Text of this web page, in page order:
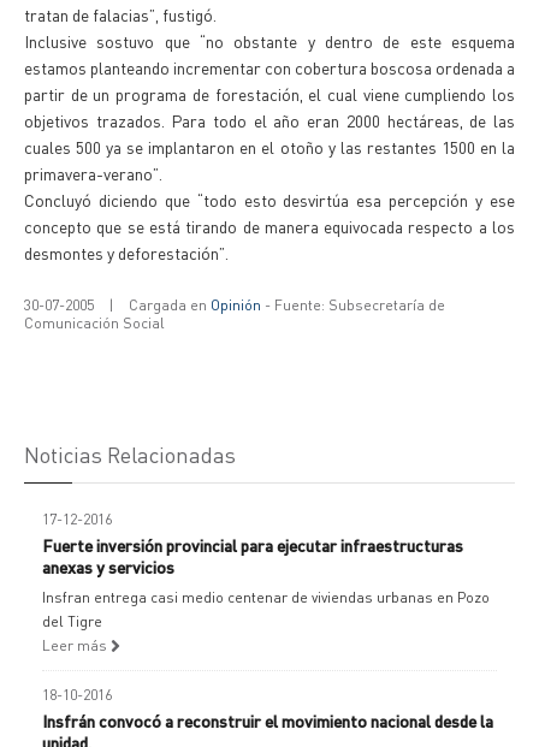
tratan de falacias”, fustigó.
Inclusive sostuvo que “no obstante y dentro de este esquema
estamos planteando incrementar con cobertura boscosa ordenada a
partir de un programa de forestación, el cual viene cumpliendo los
objetivos trazados. Para todo el año eran 2000 hectáreas, de las
cuales 500 ya se implantaron en el otoño y las restantes 1500 en la
primavera-verano”.
Concluyó diciendo que “todo esto desvirtúa esa percepción y ese
concepto que se está tirando de manera equivocada respecto a los
desmontes y deforestación”.
30-07-2005 | Cargada en Opinión - Fuente: Subsecretaría de
Comunicación Social
Noticias Relacionadas
17-12-2016
Fuerte inversión provincial para ejecutar infraestructuras
anexas y servicios
Insfran entrega casi medio centenar de viviendas urbanas en Pozo
del Tigre
Leer más
18-10-2016
Insfrán convocó a reconstruir el movimiento nacional desde la
unidad.